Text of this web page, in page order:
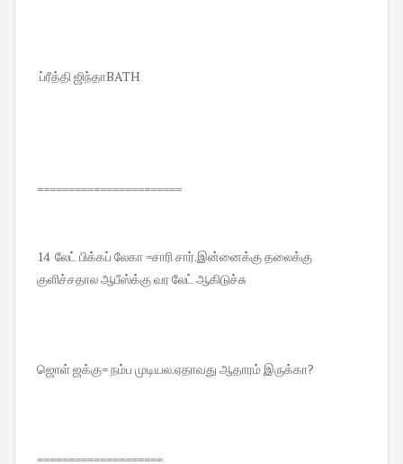
ப்ரீத்தி ஜிந்தாBATH
=======================
14 லேட் பிக்கப் லேகா =சாரி சார்.இன்னைக்கு தலைக்கு
குளிச்சதால ஆபீஸ்க்கு வர லேட் ஆகிடுச்சு
ஜொள் ஜக்கு= நம்ப முடியல.ஏதாவது ஆதாரம் இருக்கா?
====================